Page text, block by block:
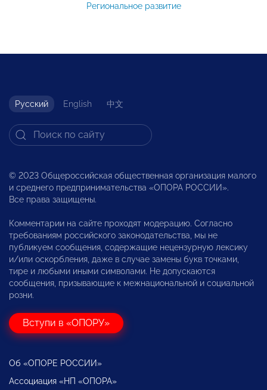
Региональное развитие
Русский English 中文
© 2023 Общероссийская общественная организация малого
и среднего предпринимательства «ОПОРА РОССИИ».
Все права защищены.
Комментарии на сайте проходят модерацию. Согласно
требованиям российского законодательства, мы не
публикуем сообщения, содержащие нецензурную лексику
и/или оскорбления, даже в случае замены букв точками,
тире и любыми иными символами. Не допускаются
сообщения, призывающие к межнациональной и социальной
розни.
Вступи в «ОПОРУ»
Об «ОПОРЕ РОССИИ»
Ассоциация «НП «ОПОРА»